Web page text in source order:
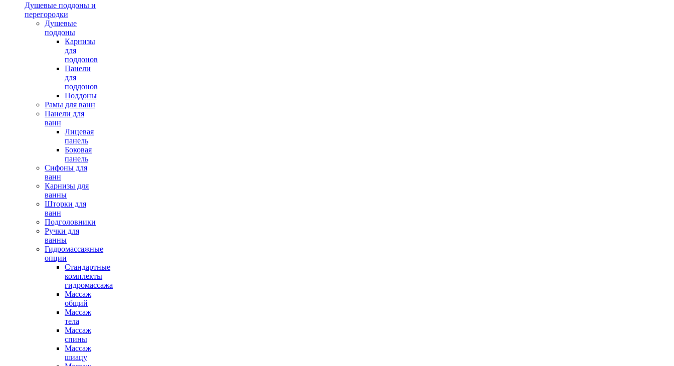
Душевые поддоны и
перегородки
Душевые
поддоны
Карнизы
для
поддонов
Панели
для
поддонов
Поддоны
Рамы для ванн
Панели для
ванн
Лицевая
панель
Боковая
панель
Сифоны для
ванн
Карнизы для
ванны
Шторки для
ванн
Подголовники
Ручки для
ванны
Гидромассажные
опции
Стандартные
комплекты
гидромассажа
Массаж
общий
Массаж
тела
Массаж
спины
Массаж
шиацу